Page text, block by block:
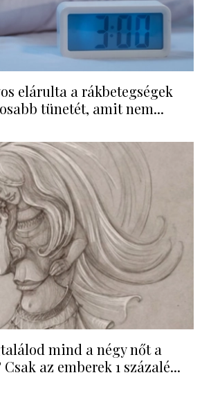
elárulta a rákbetegségek
tünetét, amit nem...
mind a négy nőt a
az emberek 1 százalé...